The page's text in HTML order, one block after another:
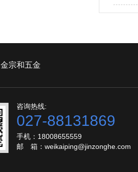
金宗和五金
咨询热线:
027-88131869
手机：18008655559
邮 箱：weikaiping@jinzonghe.com